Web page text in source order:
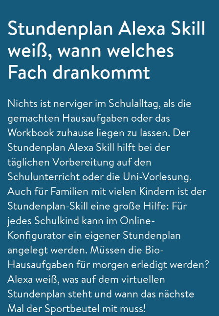
Stundenplan Alexa Skill
weiß, wann welches
Fach drankommt
Nichts ist nerviger im Schulalltag, als die
gemachten Hausaufgaben oder das
Workbook zuhause liegen zu lassen. Der
Stundenplan Alexa Skill hilft bei der
täglichen Vorbereitung auf den
Schulunterricht oder die Uni-Vorlesung.
Auch für Familien mit vielen Kindern ist der
Stundenplan-Skill eine große Hilfe: Für
jedes Schulkind kann im Online-
Konfigurator ein eigener Stundenplan
angelegt werden. Müssen die Bio-
Hausaufgaben für morgen erledigt werden?
Alexa weiß, was auf dem virtuellen
Stundenplan steht und wann das nächste
Mal der Sportbeutel mit muss!